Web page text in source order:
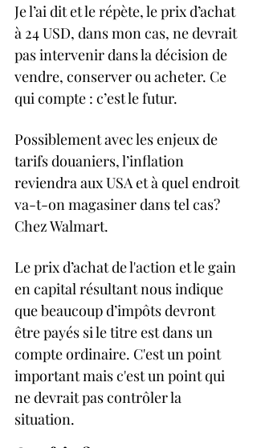
Je l’ai dit et le répète, le prix d’achat
à 24 USD, dans mon cas, ne devrait
pas intervenir dans la décision de
vendre, conserver ou acheter. Ce
qui compte : c’est le futur.
Possiblement avec les enjeux de
tarifs douaniers, l’inflation
reviendra aux USA et à quel endroit
va-t-on magasiner dans tel cas?
Chez Walmart.
Le prix d’achat de l'action et le gain
en capital résultant nous indique
que beaucoup d’impôts devront
être payés si le titre est dans un
compte ordinaire. C'est un point
important mais c'est un point qui
ne devrait pas contrôler la
situation.